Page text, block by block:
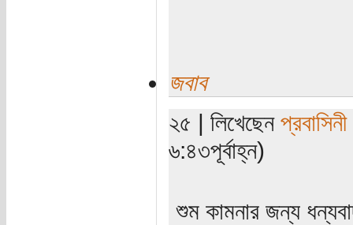
জবাব
২৫ | লিখেছেন প্রবাসিনী
৬:৪৩পূর্বাহ্ন)
শুম কামনার জন্য